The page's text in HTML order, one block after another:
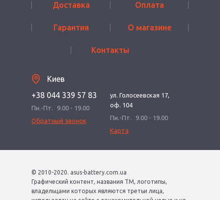
Доставка Оплата
Гарантия О магазине
Контакты
Киев
+38 044 339 57 83
Пн.-Пт.
9.00 - 19.00
Обратный звонок
ул. Голосеевская 17,
оф. 104
Пн.-Пт.
9.00 - 19.00
Карта
© 2010-2020. asus-battery.com.ua
Графический контент, названия ТМ, логотипы,
владельцами которых являются третьи лица,